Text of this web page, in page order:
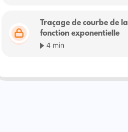
Traçage de courbe de la
fonction exponentielle
4 min